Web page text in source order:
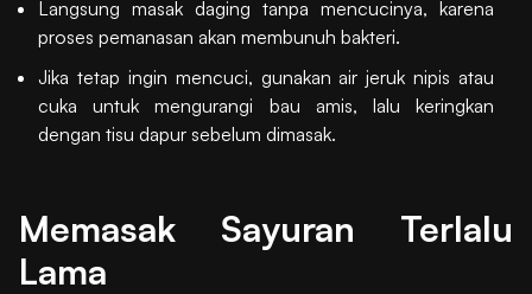
Langsung masak daging tanpa mencucinya, karena
proses pemanasan akan membunuh bakteri.
Jika tetap ingin mencuci, gunakan air jeruk nipis atau
cuka untuk mengurangi bau amis, lalu keringkan
dengan tisu dapur sebelum dimasak.
Memasak Sayuran Terlalu
Lama